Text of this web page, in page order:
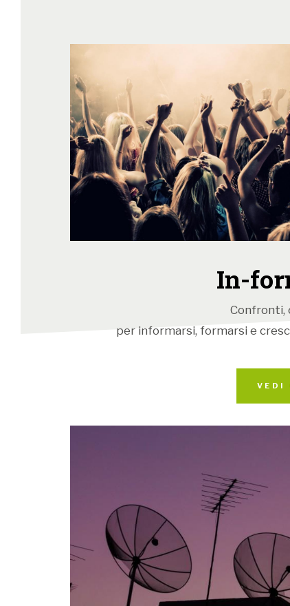
In-
Confronti,
per informarsi, formarsi e
VEDI